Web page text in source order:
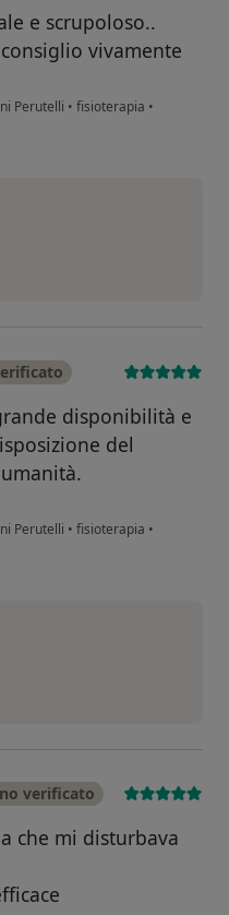
e scrupoloso..
vivamente
Perutelli • fisioterapia •
disponibilità e
del
Perutelli • fisioterapia •
verificato
che mi disturbava